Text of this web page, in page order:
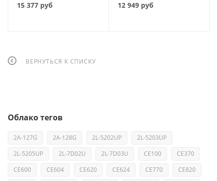
15 377 руб 12 949 руб
ВЕРНУТЬСЯ К СПИСКУ
Облако тегов
2A-127G 2A-128G 2L-5202UP
2L-5203UP
2L-5205UP
2L-7D02U 2L-7D03U CE100
CE370
CE600
CE604 CE620 CE624 CE770
CE820